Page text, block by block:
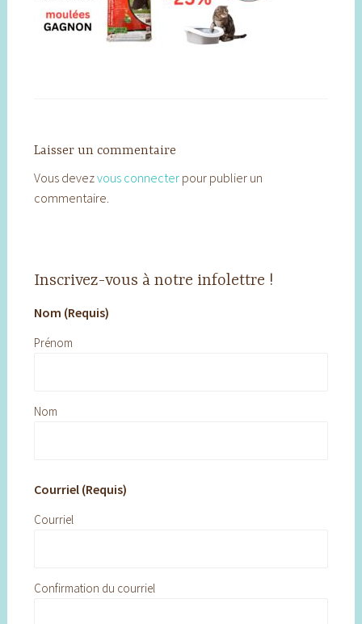
Laisser un commentaire
Vous devezvous connecterpour publier un
commentaire.
Inscrivez-vous à notre infolettre !
Nom (Requis)
Prénom
Nom
Courriel (Requis)
Courriel
Confirmation du courriel